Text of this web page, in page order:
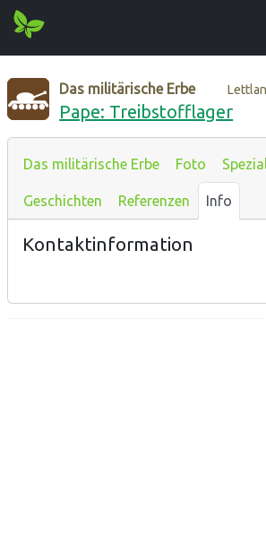
Das militärische Erbe
Pape: Treibstofflager
Das militärische Erbe Foto
Geschichten Referenzen Info
Kontaktinformation